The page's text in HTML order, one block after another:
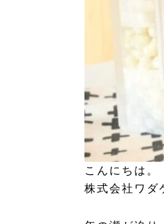
こんにちは。
株式会社ワダ